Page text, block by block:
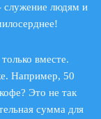
служение людям и
вместе.
Например, 50
Это не так
сумма для